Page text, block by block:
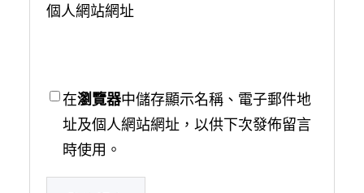
個人網站網址
在瀏覽器中儲存顯示名稱、電子郵件地
址及個人網站網址，以供下次發佈留言
時使用。